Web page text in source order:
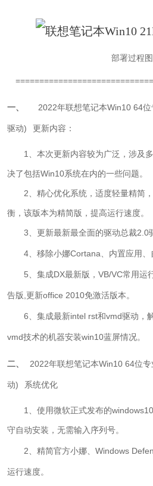
部署过程图
一、 2022年联想笔记本Win10 64
驱动) 更新内容：
1、本次更新内容较为广泛，涉及多
决了包括Win10系统在内的一些问题。
2、精心优化系统，适度轻量精简，
衡，该版本为精简版，提高运行速度。
3、更新最新最全面的驱动总裁2.0
4、移除小娜Cortana、内置应用、
5、集成DX最新版，VB/VC常用运
告版,更新office 2010免激活版本。
6、集成最新intel rst和vmd驱动，
vmd技术的机器安装win10蓝屏情况。
二、 2022年联想笔记本Win10 64位
动) 系统优化
1、使用微软正式发布的
守自动安装，无需输入序列号。
2、精简官方小娜、Windows
运行速度。